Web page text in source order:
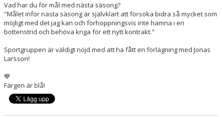
Vad har du för mål med nästa säsong?
"Målet inför nästa säsong är självklart att försöka bidra så mycket som
möjligt med det jag kan och förhoppningsvis inte hamna i en
bottenstrid och behöva kriga för ett nytt kontrakt."
Sportgruppen är väldigt nöjd med att ha fått en förlägning med Jonas
Larsson!
💙
Färgen är blå!